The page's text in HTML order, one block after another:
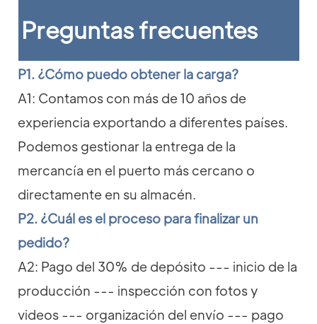
Preguntas frecuentes
P1. ¿Cómo puedo obtener la carga?
A1: Contamos con más de 10 años de
experiencia exportando a diferentes países.
Podemos gestionar la entrega de la
mercancía en el puerto más cercano o
directamente en su almacén.
P2. ¿Cuál es el proceso para finalizar un
pedido?
A2: Pago del 30% de depósito --- inicio de la
producción --- inspección con fotos y
videos --- organización del envío --- pago